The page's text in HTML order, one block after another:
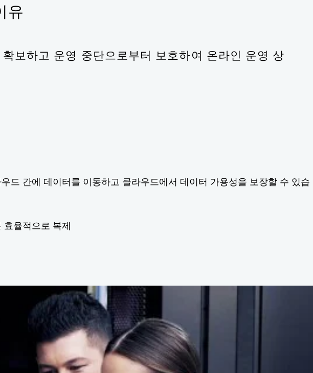
유
보하고 운영 중단으로부터 보호하여 온라인 운영 상
드 간에 데이터를 이동하고 클라우드에서 데이터 가용성을 보장할 수 있습
율적으로 복제